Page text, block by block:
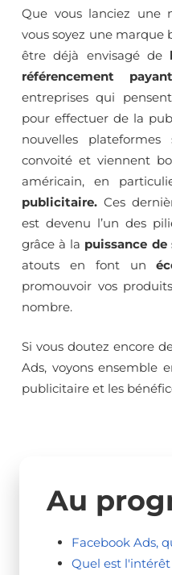
auprès
d’un
large
public
Que vous lanciez une
vous soyez une marque
être déjà envisagé de
référencement
entreprises qui
pour effectuer de la
nouvelles
convoité et viennent
américain, en
publicitaire. Ces
est devenu l’un des
grâce à la puissance
atouts en font un
promouvoir vos
nombre.
Si vous doutez encore
Ads, voyons ensemble
publicitaire et les
Au
Facebook Ads,
Quel est